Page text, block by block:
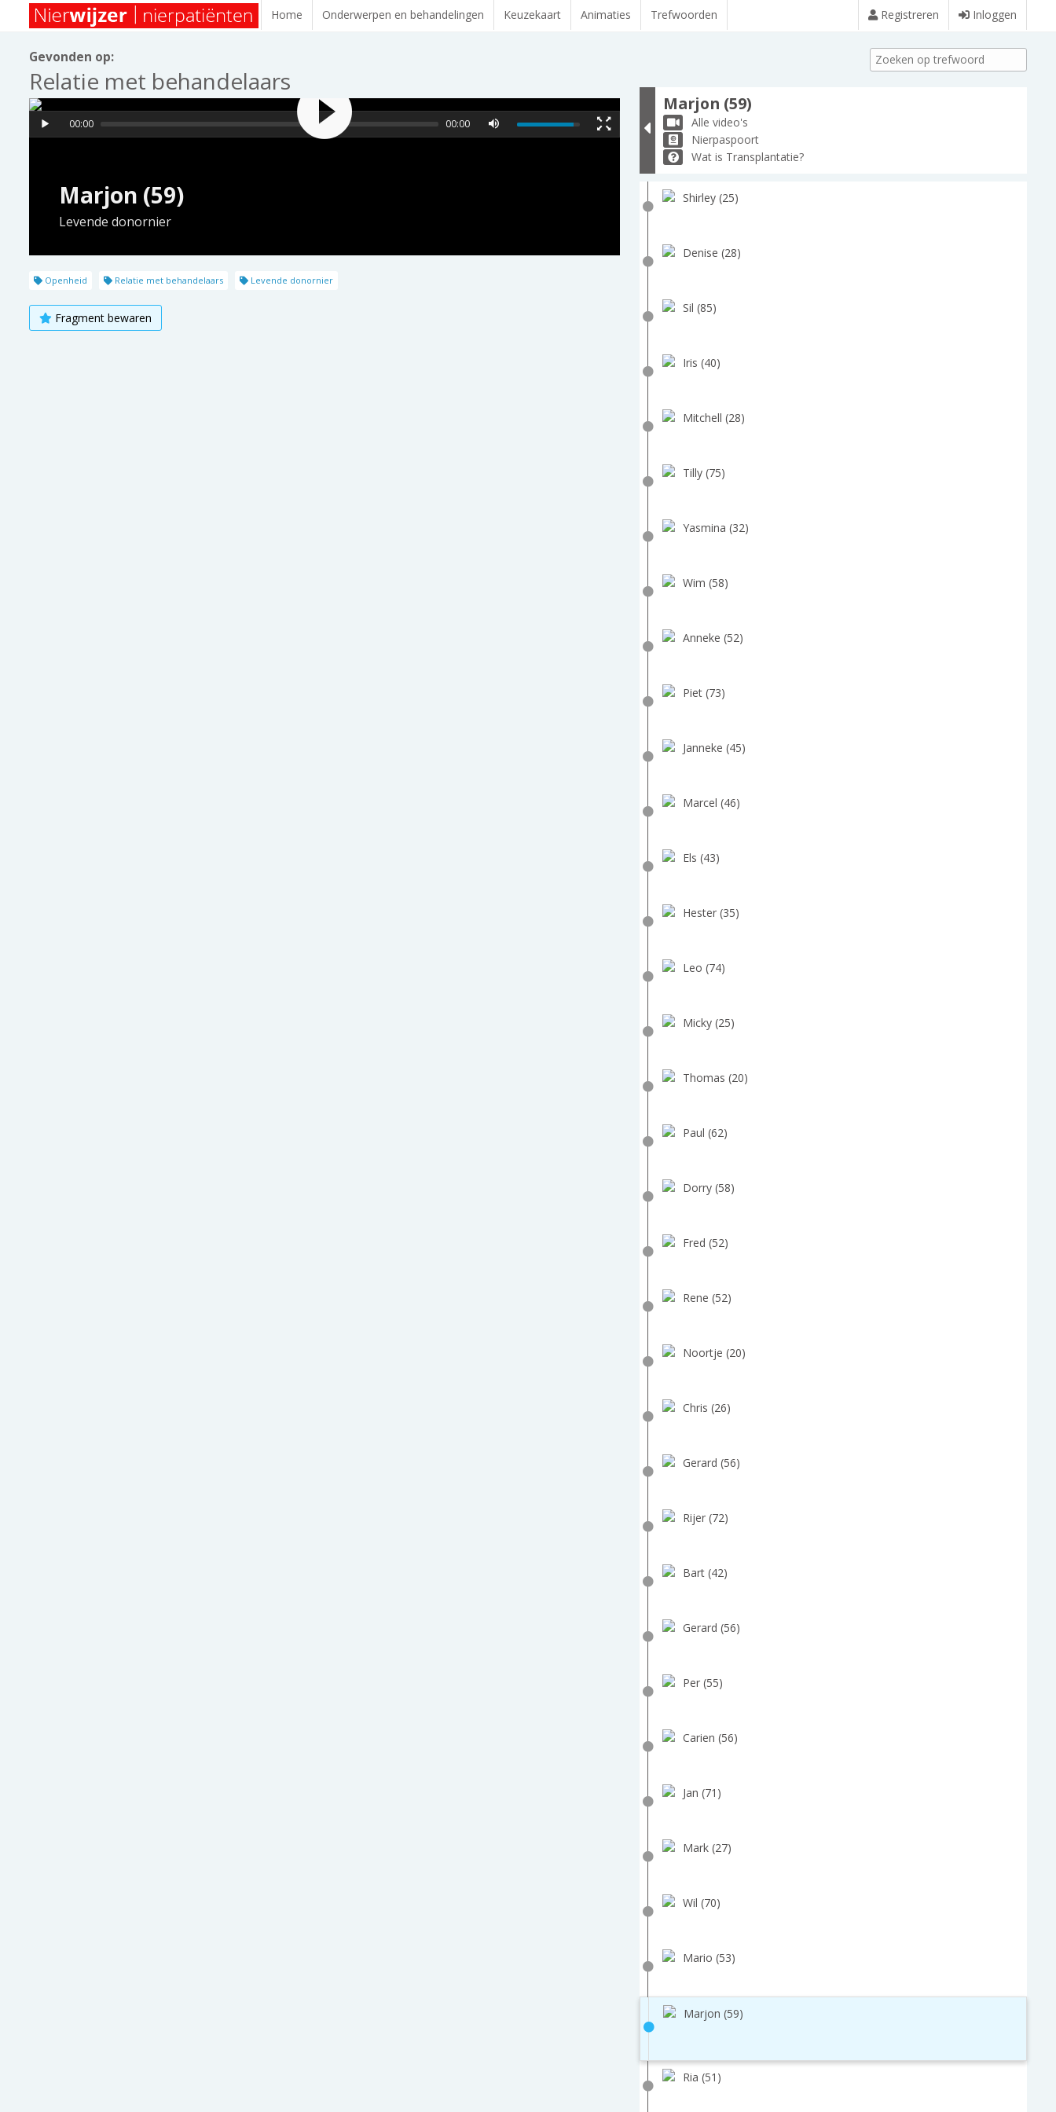
Home Onderwerpen en behandelingen Keuzekaart Animaties Trefwoorden Registreren Inloggen
Gevonden op:
Relatie met behandelaars
Marjon (59)
Levende donornier
00:00 00:00
Openheid Relatie met behandelaars Levende donornier
Fragment bewaren
Marjon (59)
Alle video's
Nierpaspoort
Wat is Transplantatie?
Shirley (25)
Denise (28)
Sil (85)
Iris (40)
Mitchell (28)
Tilly (75)
Yasmina (32)
Wim (58)
Anneke (52)
Piet (73)
Janneke (45)
Marcel (46)
Els (43)
Hester (35)
Leo (74)
Micky (25)
Thomas (20)
Paul (62)
Dorry (58)
Fred (52)
Rene (52)
Noortje (20)
Chris (26)
Gerard (56)
Rijer (72)
Bart (42)
Gerard (56)
Per (55)
Carien (56)
Jan (71)
Mark (27)
Wil (70)
Mario (53)
Marjon (59)
Ria (51)